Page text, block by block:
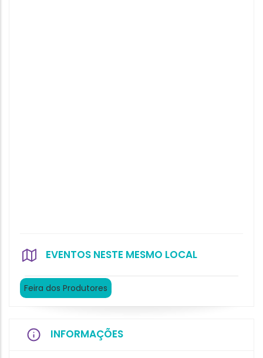
EVENTOS NESTE MESMO LOCAL
Feira dos Produtores
INFORMAÇÕES